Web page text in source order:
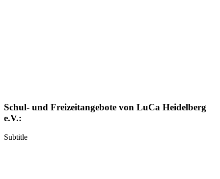
Schul- und Freizeitangebote von LuCa Heidelberg
e.V.:
Subtitle